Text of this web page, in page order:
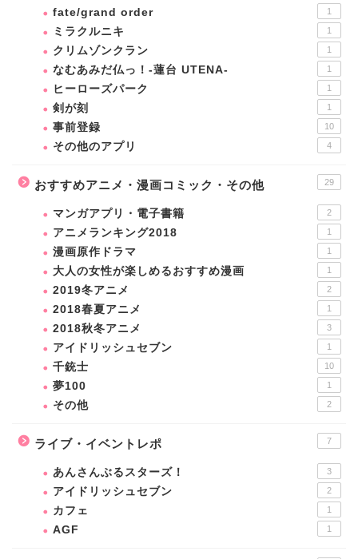
fate/grand order 1
ミラクルニキ 1
クリムゾンクラン 1
なむあみだ仏っ！-蓮台 UTENA- 1
ヒーローズパーク 1
剣が刻 1
事前登録 10
その他のアプリ 4
おすすめアニメ・漫画コミック・その他 29
マンガアプリ・電子書籍 2
アニメランキング2018 1
漫画原作ドラマ 1
大人の女性が楽しめるおすすめ漫画 1
2019冬アニメ 2
2018春夏アニメ 1
2018秋冬アニメ 3
アイドリッシュセブン 1
千銃士 10
夢100 1
その他 2
ライブ・イベントレポ 7
あんさんぶるスターズ！ 3
アイドリッシュセブン 2
カフェ 1
AGF 1